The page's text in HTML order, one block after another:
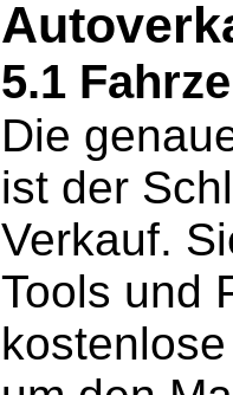
5.1
Die
ist der
Verkauf.
Tools und